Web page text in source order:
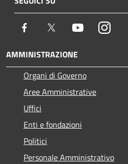
Facebook Twitter Youtube
AMMINISTRAZIONE
Organi di Governo
Aree Amministrative
Uffici
Enti e fondazioni
Politici
Personale Amministrativo